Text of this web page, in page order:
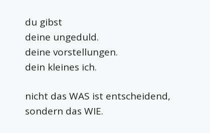
du gibst
deine ungeduld.
deine vorstellungen.
dein kleines ich.
nicht das WAS ist entscheidend,
sondern das WIE.